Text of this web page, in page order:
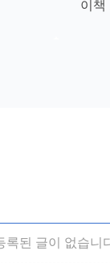
이책
록된 글이 없습니